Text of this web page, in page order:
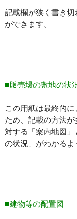
記載欄が狭く書き切
ができます。
■販売場の敷地の状
この用紙は最終的
ため、記載の方法
対する「案内地図
の状況」がわかるよ
■建物等の配置図